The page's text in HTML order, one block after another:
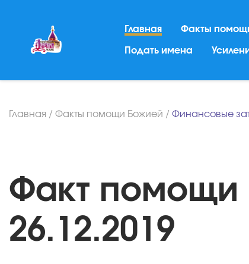
Главная Факты
Подать имена
Главная / Факты помощи Божией / Финансовые
Факт помощи
26.12.2019